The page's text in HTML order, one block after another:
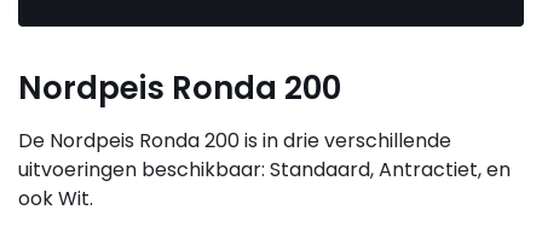
Nordpeis Ronda 200
De Nordpeis Ronda 200 is in drie verschillende
uitvoeringen beschikbaar: Standaard, Antractiet, en
ook Wit.